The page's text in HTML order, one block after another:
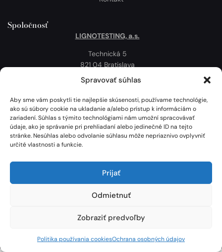
Spravovať súhlas
Aby sme vám poskytli tie najlepšie skúsenosti, používame technológie,
ako sú súbory cookie na ukladanie a/alebo prístup k informáciám o
zariadení. Súhlas s týmito technológiami nám umožní spracovávať
údaje, ako je správanie pri prehliadaní alebo jedinečné ID na tejto
stránke. Nesúhlas alebo odvolanie súhlasu môže nepriaznivo ovplyvniť
určité vlastnosti a funkcie.
Prijať
Odmietnuť
Zobraziť predvoľby
Politika používania cookiesOchrana osobných údajov
Spoločnosť
LIGNOTESTING, a.s.
Technická 5
821 04 Bratislava
Slovenská republika
Politika používania cookies
Mapa
Lignotesting, a. s. © 2024 | Všetky práva vyhradené. | Vytvoril: Marek Heinfarth.